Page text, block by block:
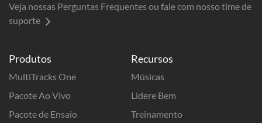
Produtos
MultiTracks One
Pacote Ao Vivo
Pacote de Ensaio
Recursos
Músicas
Lidere Bem
Treinamento
Veja nossas Perguntas Frequentes ou fale com nosso time de
suporte